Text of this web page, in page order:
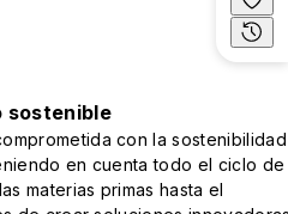
sostenible
con la sostenibilidad
en cuenta todo el ciclo de
materias primas hasta el